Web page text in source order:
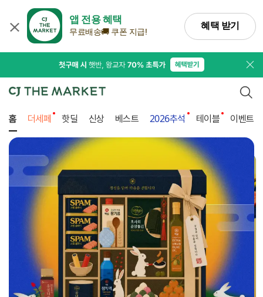
앱 전용 혜택
무료배송🚚 쿠폰 지급!
혜택 받기
프
검색
홈 더세페 핫딜 신상 베스트 2026추석 테이블 이벤트